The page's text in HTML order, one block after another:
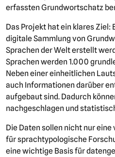
erfassten Grundwortschatz
Das Projekt hat ein klares Ziel:
digitale Sammlung von
Sprachen der Welt erstellt
Sprachen werden 1.000
Neben einer einheitlichen
auch Informationen darüber
aufgebaut sind. Dadurch
nachgeschlagen und
Die Daten sollen nicht nur
für sprachtypologische
eine wichtige Basis für